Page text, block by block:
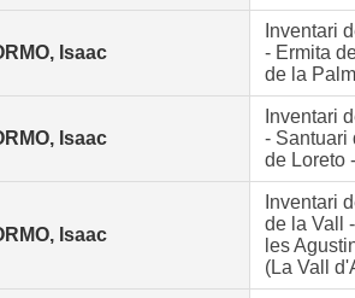
Isaac
Inventari
- Ermita
de la
Isaac
Inventari
- Santuari
de Loreto
Isaac
Inventari
de la Vall
les
(La Vall